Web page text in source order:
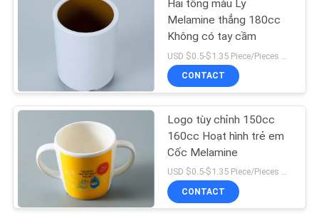
Đĩa ăn tối bằng gốm
Hai tông màu Ly
Melamine thẳng 180cc
Không có tay cầm
CONTACT
Logo tùy chỉnh 150cc
160cc Hoạt hình trẻ em
Cốc Melamine
USD $0.5-$1.35 Piece/Pieces MOQ:300 mảnh / miếng
CONTACT